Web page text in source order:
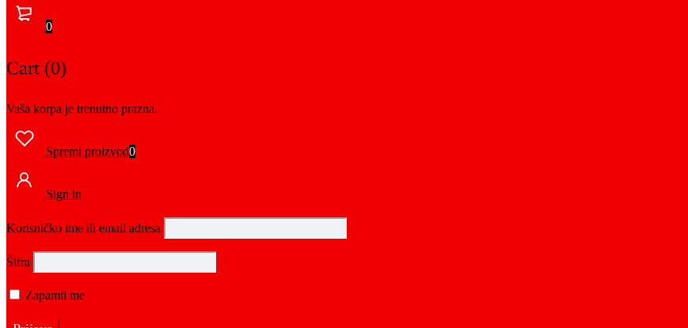
0
Cart (0)
Vaša korpa je trenutno prazna.
Spremi proizvod0
Sign in
Korisničko ime ili email adresa
Šifra
Zapamti me